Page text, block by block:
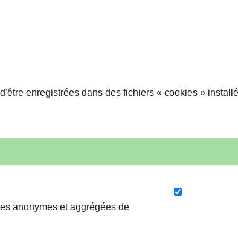
enregistrées dans des fichiers « cookies »
anonymes et aggrégées de